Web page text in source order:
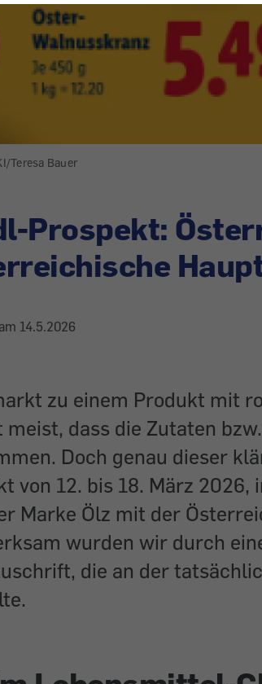
Teresa Bauer
Prospekt:
14.5.2026
zu einem Produkt mit
dass die Zutaten
Doch genau dieser
von 12. bis 18. März 2026,
Marke Ölz mit der
wurden wir durch
die an der